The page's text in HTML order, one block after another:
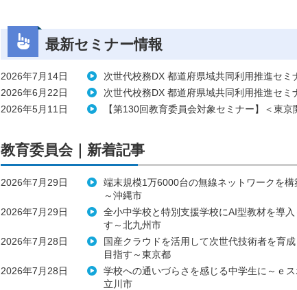
最新セミナー情報
2026年7月14日
次世代校務DX 都道府県域共同利用推進セ
2026年6月22日
次世代校務DX 都道府県域共同利用推進セ
2026年5月11日
【第130回教育委員会対象セミナー】＜東
教育委員会｜新着記事
2026年7月29日
端末規模1万6000台の無線ネットワークを
～沖縄市
2026年7月29日
全小中学校と特別支援学校にAI型教材を導
す～北九州市
2026年7月28日
国産クラウドを活用して次世代技術者を育
目指す～東京都
2026年7月28日
学校への通いづらさを感じる中学生に～ｅ
立川市